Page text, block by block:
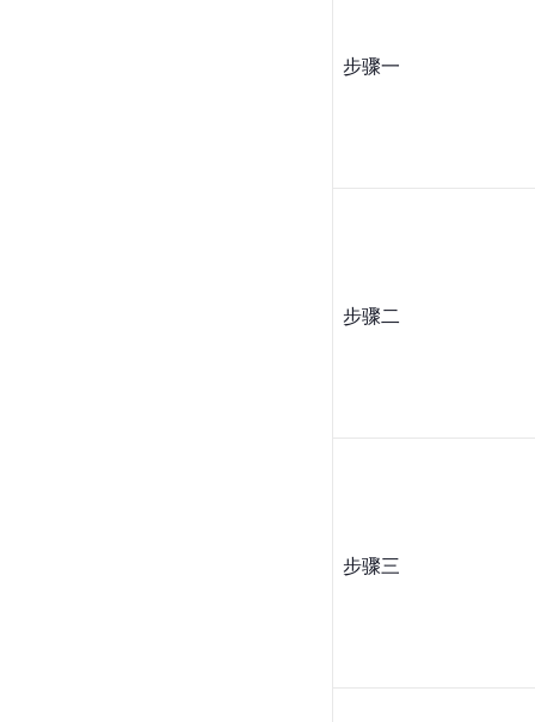
步骤一
步骤二
步骤三